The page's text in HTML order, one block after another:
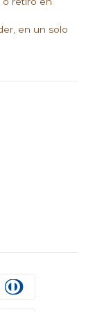
en un solo